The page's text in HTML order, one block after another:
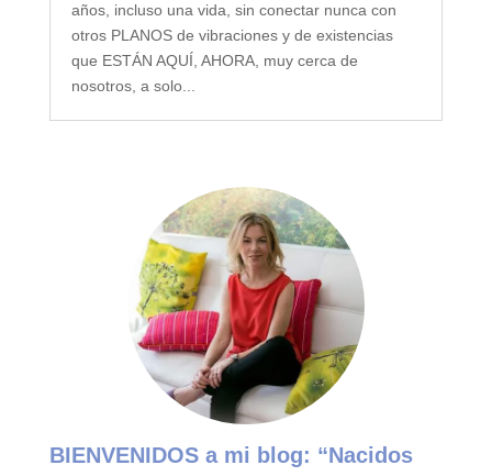
años, incluso una vida, sin conectar nunca con
otros PLANOS de vibraciones y de existencias
que ESTÁN AQUÍ, AHORA, muy cerca de
nosotros, a solo...
BIENVENIDOS a mi blog: “Nacidos